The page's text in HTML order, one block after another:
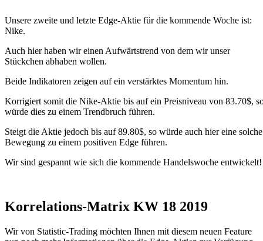
Unsere zweite und letzte Edge-Aktie für die kommende Woche ist:
Nike.
Auch hier haben wir einen Aufwärtstrend von dem wir unser
Stückchen abhaben wollen.
Beide Indikatoren zeigen auf ein verstärktes Momentum hin.
Korrigiert somit die Nike-Aktie bis auf ein Preisniveau von 83.70$,
würde dies zu einem Trendbruch führen.
Steigt die Aktie jedoch bis auf 89.80$, so würde auch hier eine solche
Bewegung zu einem positiven Edge führen.
Wir sind gespannt wie sich die kommende Handelswoche entwickelt!
Korrelations-Matrix KW 18 2019
Wir von Statistic-Trading möchten Ihnen mit diesem neuen Feature